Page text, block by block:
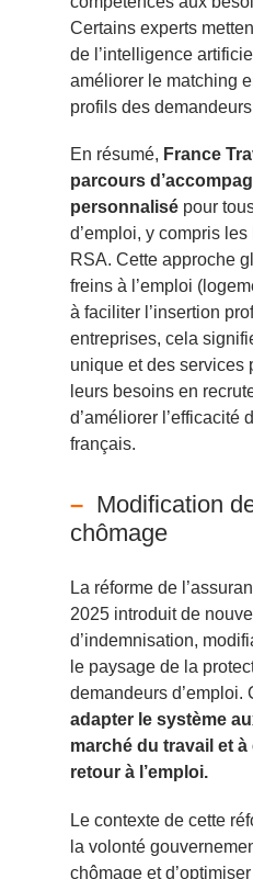
Certains experts
de l’intelligence
améliorer le matching
profils des demandeurs
En résumé, France
parcours
personnalisé pour
d’emploi, y compris
RSA. Cette approche
freins à l’emploi
à faciliter l’insertion
entreprises, cela
unique et des services
leurs besoins en
d’améliorer l’efficacité
français.
Modification
chômage
La réforme de
2025 introduit de
d’indemnisation,
le paysage de la
demandeurs d’emploi.
adapter le système
marché du travail et
retour à l’emploi.
Le contexte de cette
la volonté
chômage et